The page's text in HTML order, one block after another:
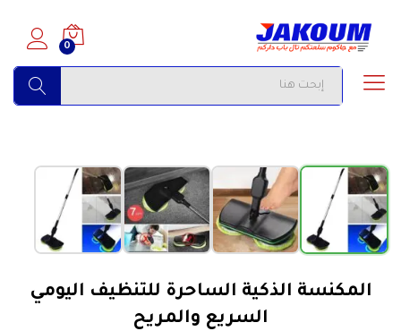
0
الأكثر مبيعاً
المكنسة الذكية الساحرة للتنظيف اليومي
السريع والمريح